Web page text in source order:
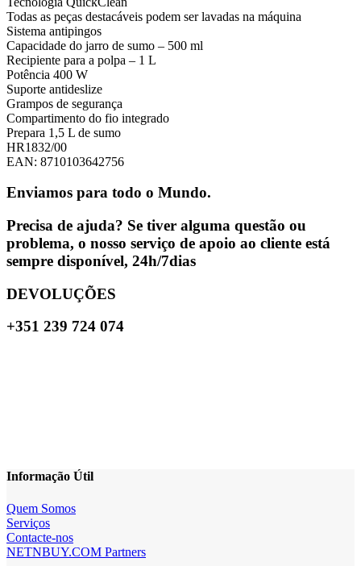
Todas as peças destacáveis podem ser lavadas na máquina
Sistema antipingos
Capacidade do jarro de sumo – 500 ml
Recipiente para a polpa – 1 L
Potência 400 W
Suporte antideslize
Grampos de segurança
Compartimento do fio integrado
Prepara 1,5 L de sumo
HR1832/00
EAN: 8710103642756
Enviamos para todo o Mundo.
Precisa de ajuda? Se tiver alguma questão ou
problema, o nosso serviço de apoio ao cliente está
sempre disponível, 24h/7dias
DEVOLUÇÕES
+351 239 724 074
Informação Útil
Quem Somos
Serviços
Contacte-nos
NETNBUY.COM Partners